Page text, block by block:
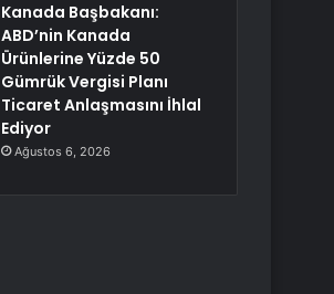
Kanada Başbakanı:
ABD’nin Kanada
Ürünlerine Yüzde 50
Gümrük Vergisi Planı
Ticaret Anlaşmasını İhlal
Ediyor
Ağustos 6, 2026